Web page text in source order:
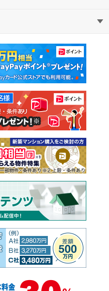
中古マンション
中古一戸建て
土地
教えて！住まいの先生